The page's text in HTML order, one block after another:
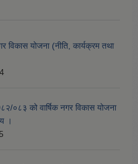
विकास योजना (नीति, कार्यक्रम तथा
०८३ को वार्षिक नगर विकास योजना
।